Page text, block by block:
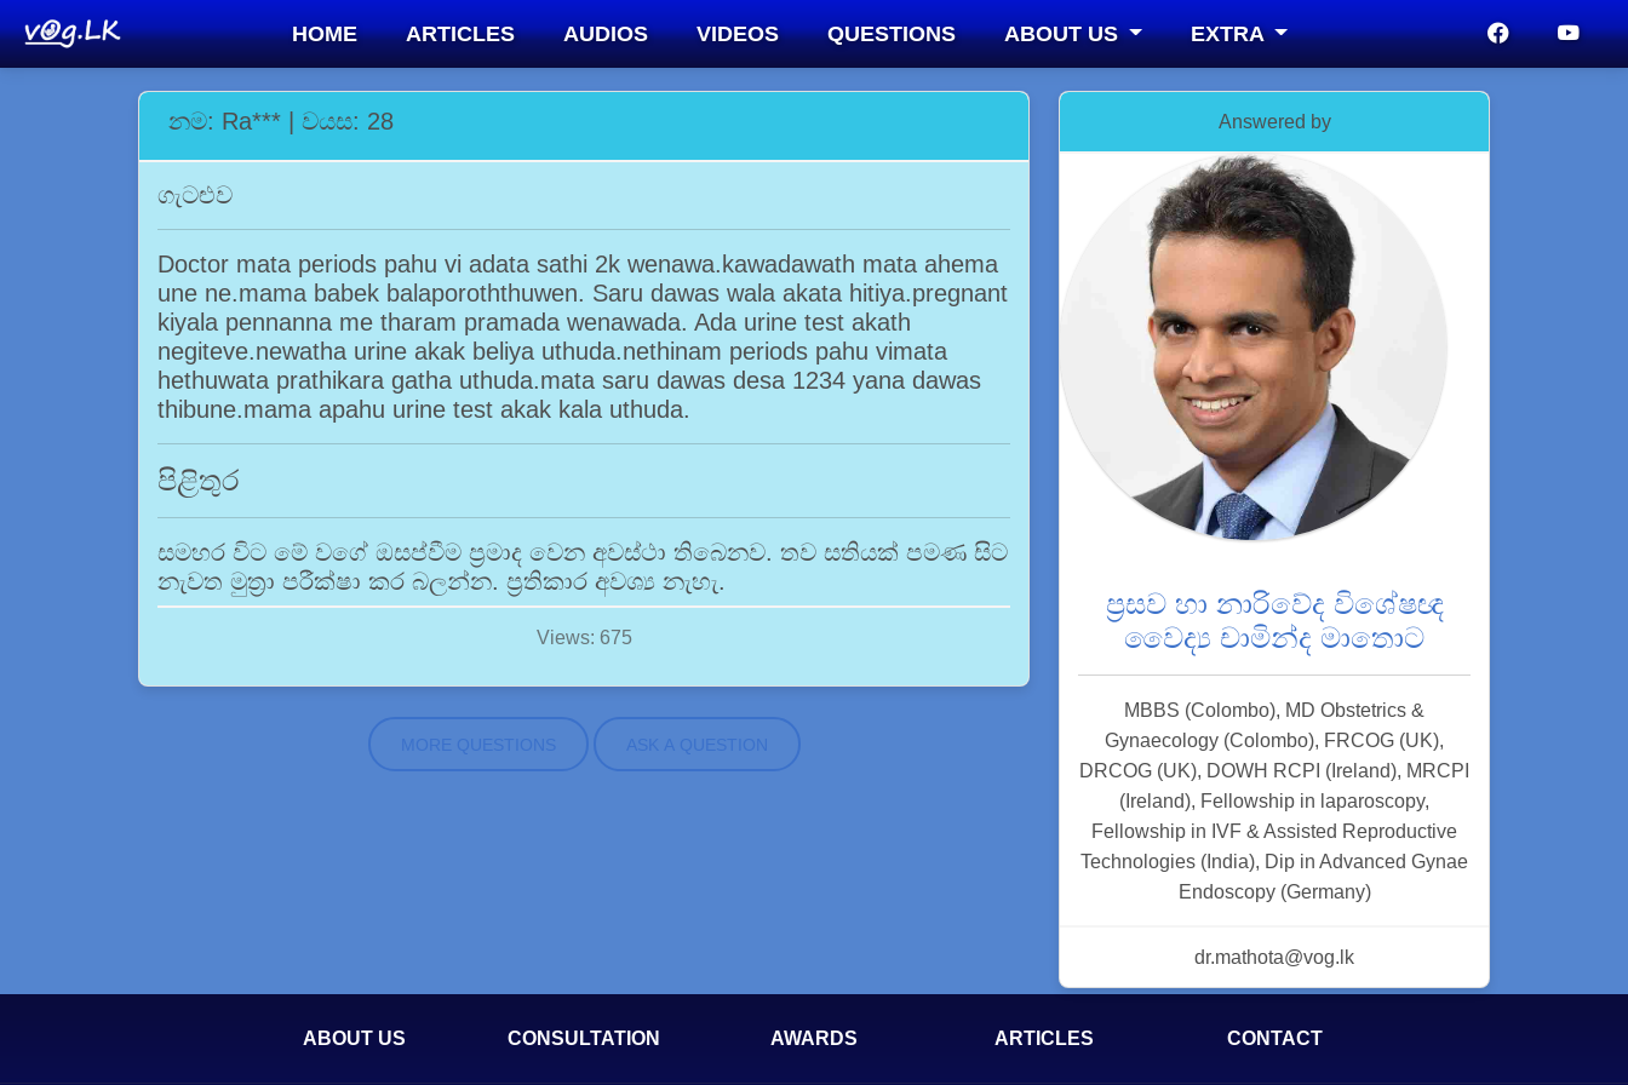
HOME ARTICLES AUDIOS VIDEOS QUESTIONS ABOUT US EXTRA
නම: Ra*** | වයස: 28
ගැටළුව
Doctor mata periods pahu vi adata sathi 2k wenawa.kawadawath mata ahema
une ne.mama babek balaporoththuwen. Saru dawas wala akata hitiya.pregnant
kiyala pennanna me tharam pramada wenawada. Ada urine test akath
negiteve.newatha urine akak beliya uthuda.nethinam periods pahu vimata
hethuwata prathikara gatha uthuda.mata saru dawas desa 1234 yana dawas
thibune.mama apahu urine test akak kala uthuda.
පිළිතුර
සමහර විට මේ වගේ ඔසප්වීම ප්‍රමාද වෙන අවස්ථා තිබෙනව. තව සතියක් පමණ සිට
නැවත මුත්‍රා පරීක්ෂා කර බලන්න. ප්‍රතිකාර අවශ්‍ය නැහැ.
Views: 675
MORE QUESTIONS ASK A QUESTION
Answered by
ප්‍රසව හා නාරිවේද විශේෂඥ
වෛද්‍ය චාමින්ද මාතොට
MBBS (Colombo), MD Obstetrics &
Gynaecology (Colombo), FRCOG (UK),
DRCOG (UK), DOWH RCPI (Ireland), MRCPI
(Ireland), Fellowship in laparoscopy,
Fellowship in IVF & Assisted Reproductive
Technologies (India), Dip in Advanced Gynae
Endoscopy (Germany)
dr.mathota@vog.lk
ABOUT US CONSULTATION AWARDS ARTICLES CONTACT